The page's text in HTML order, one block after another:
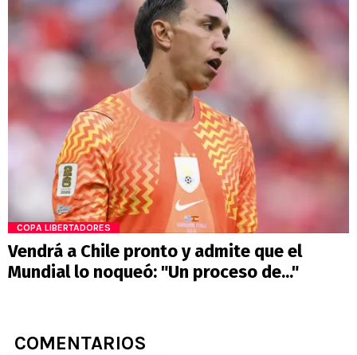
COPA LIBERTADORES
Vendrá a Chile pronto y admite que el
Mundial lo noqueó: "Un proceso de..."
COMENTARIOS